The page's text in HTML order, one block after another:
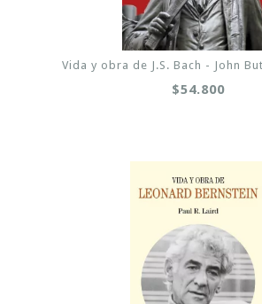
Vida y obra de J.S. Bach - John
$54.800